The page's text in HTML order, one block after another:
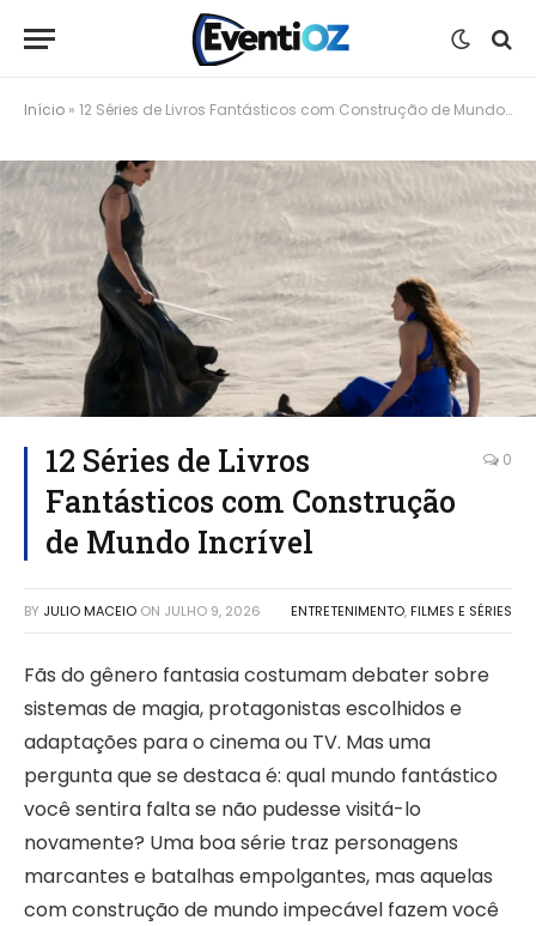
Início » 12 Séries de Livros Fantásticos com Construção de Mundo Incrível
12 Séries de Livros
Fantásticos com Construção
de Mundo Incrível
0
BY JULIO MACEIO ON JULHO 9, 2026 ENTRETENIMENTO, FILMES E SÉRIES
Fãs do gênero fantasia costumam debater sobre
sistemas de magia, protagonistas escolhidos e
adaptações para o cinema ou TV. Mas uma
pergunta que se destaca é: qual mundo fantástico
você sentira falta se não pudesse visitá-lo
novamente? Uma boa série traz personagens
marcantes e batalhas empolgantes, mas aquelas
com construção de mundo impecável fazem você